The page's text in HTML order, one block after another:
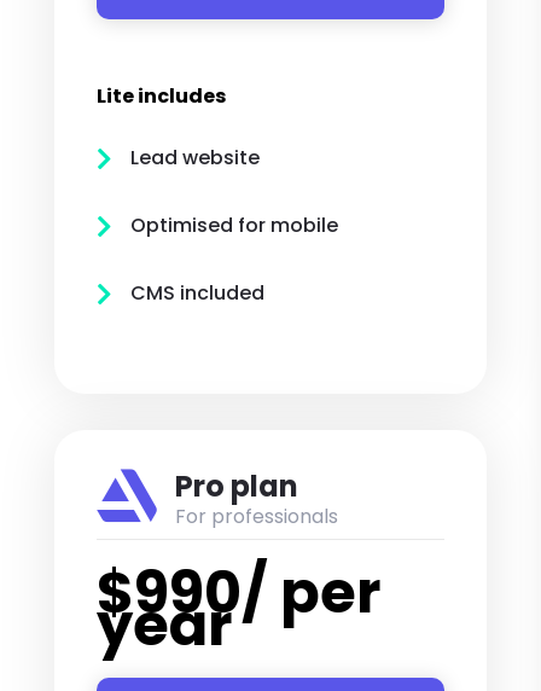
Lite includes
 Lead website
 Optimised for mobile
 CMS included
 Pro plan
For professionals
$990/ per
year